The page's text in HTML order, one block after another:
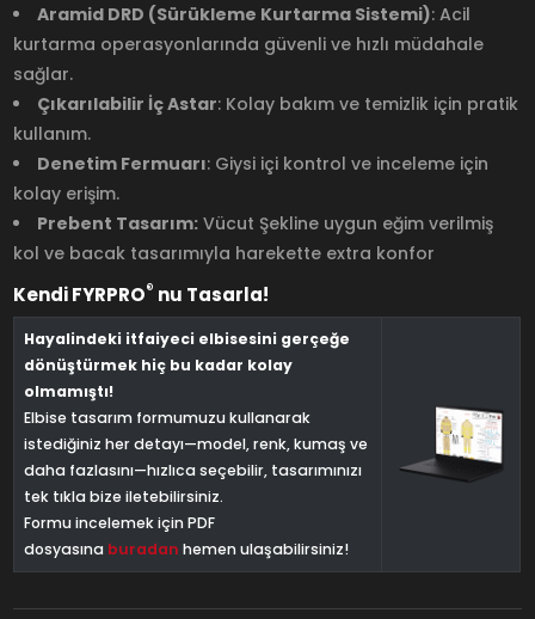
Aramid DRD (Sürükleme Kurtarma Sistemi): Acil
kurtarma operasyonlarında güvenli ve hızlı müdahale
sağlar.
Çıkarılabilir İç Astar: Kolay bakım ve temizlik için pratik
kullanım.
Denetim Fermuarı: Giysi içi kontrol ve inceleme için
kolay erişim.
Prebent Tasarım: Vücut Şekline uygun eğim verilmiş
kol ve bacak tasarımıyla harekette extra konfor
Kendi FYRPRO® nu Tasarla!
Hayalindeki itfaiyeci elbisesini gerçeğe
dönüştürmek hiç bu kadar kolay
olmamıştı!
Elbise tasarım formumuzu kullanarak
istediğiniz her detayı—model, renk, kumaş ve
daha fazlasını—hızlıca seçebilir, tasarımınızı
tek tıkla bize iletebilirsiniz.
Formu incelemek için PDF
dosyasına buradan hemen ulaşabilirsiniz!